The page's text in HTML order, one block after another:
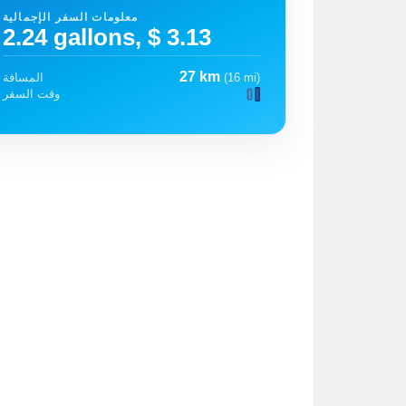
معلومات السفر الإجمالية
2.24 gallons, $ 3.13
المسافة 27 km (16 mi)
وقت السفر